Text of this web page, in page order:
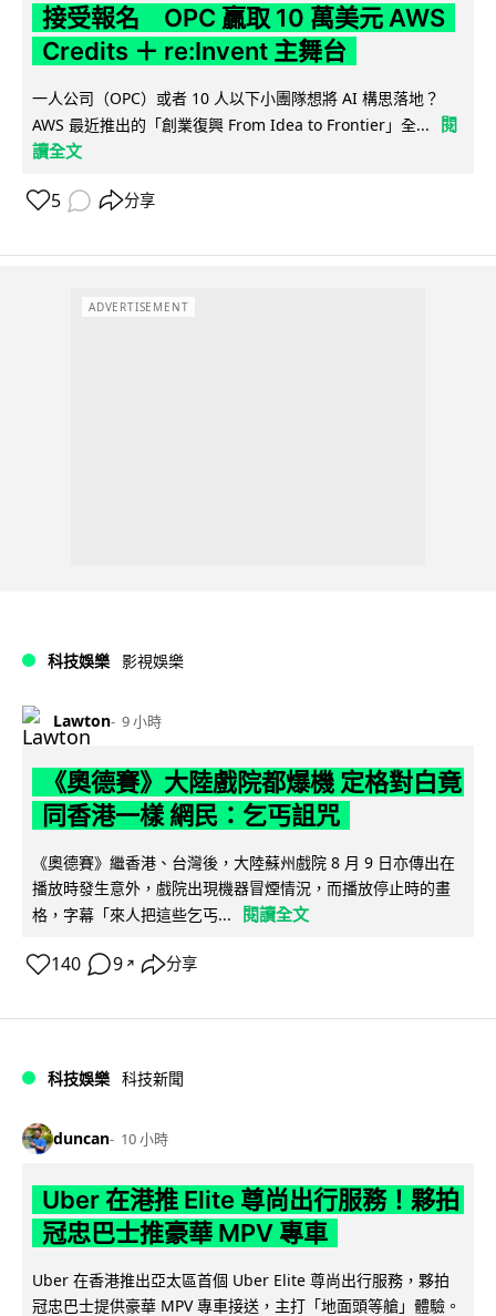
接受報名 OPC 贏取 10 萬美元 AWS
Credits ＋ re:Invent 主舞台
一人公司（OPC）或者 10 人以下小團隊想將 AI 構思落地？
AWS 最近推出的「創業復興 From Idea to Frontier」全...
閱
讀全文
5 分享
ADVERTISEMENT
科技娛樂 影視娛樂
Lawton 9 小時
《奧德賽》大陸戲院都爆機 定格對白竟
同香港一樣 網民：乞丐詛咒
《奧德賽》繼香港、台灣後，大陸蘇州戲院 8 月 9 日亦傳出在
播放時發生意外，戲院出現機器冒煙情況，而播放停止時的畫
格，字幕「來人把這些乞丐...
閱讀全文
140 9 ↗ 分享
科技娛樂 科技新聞
duncan 10 小時
Uber 在港推 Elite 尊尚出行服務！夥拍
冠忠巴士推豪華 MPV 專車
Uber 在香港推出亞太區首個 Uber Elite 尊尚出行服務，夥拍
冠忠巴士提供豪華 MPV 專車接送，主打「地面頭等艙」體驗。